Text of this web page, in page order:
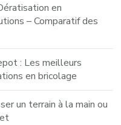
en
– Comparatif des
: Les meilleurs
en bricolage
un terrain à la main ou